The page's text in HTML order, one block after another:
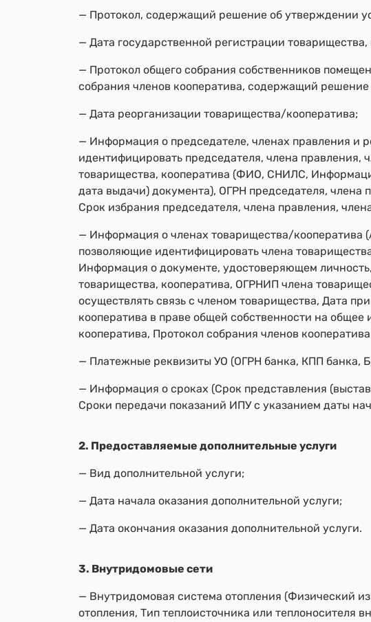
— Протокол, содержащий решение об утверждении
— Дата государственной регистрации товарищества,
— Протокол общего собрания собственников
собрания членов кооператива, содержащий
— Дата реорганизации товарищества/кооператива;
— Информация о председателе, членах правления и
идентифицировать председателя, члена правления,
товарищества, кооператива (ФИО, СНИЛС,
дата выдачи) документа), ОГРН председателя,
Срок избрания председателя, члена правления,
— Информация о членах товарищества/кооператива
позволяющие идентифицировать члена
Информация о документе, удостоверяющем
товарищества, кооператива, ОГРНИП члена
осуществлять связь с членом товарищества, Дата
кооператива в праве общей собственности на
кооператива, Протокол собрания членов
— Платежные реквизиты УО (ОГРН банка, КПП банка,
— Информация о сроках (Срок представления
Сроки передачи показаний ИПУ с указанием даты
2. Предоставляемые дополнительные услуги
— Вид дополнительной услуги;
— Дата начала оказания дополнительной услуги;
— Дата окончания оказания дополнительной услуги.
3. Внутридомовые сети
— Внутридомовая система отопления (Физический
отопления, Тип теплоисточника или теплоносителя